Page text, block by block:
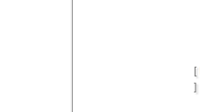
[
]